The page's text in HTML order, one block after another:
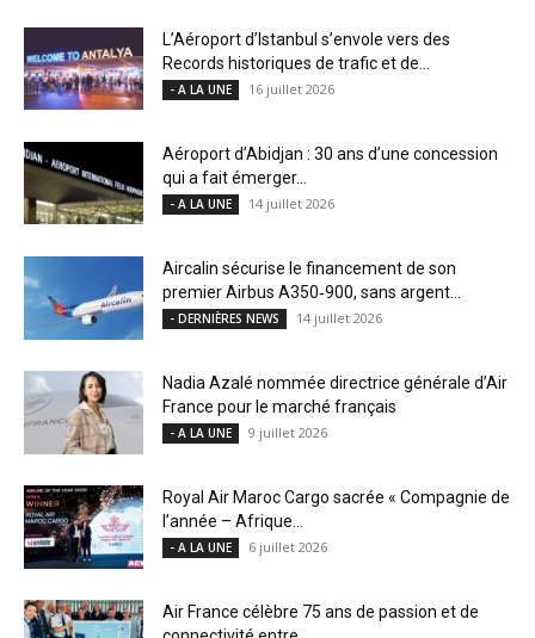
L’Aéroport d’Istanbul s’envole vers des
Records historiques de trafic et de...
- A LA UNE 16 juillet 2026
Aéroport d’Abidjan : 30 ans d’une concession
qui a fait émerger...
- A LA UNE 14 juillet 2026
Aircalin sécurise le financement de son
premier Airbus A350‑900, sans argent...
- DERNIÈRES NEWS 14 juillet 2026
Nadia Azalé nommée directrice générale d’Air
France pour le marché français
- A LA UNE 9 juillet 2026
Royal Air Maroc Cargo sacrée « Compagnie de
l’année – Afrique...
- A LA UNE 6 juillet 2026
Air France célèbre 75 ans de passion et de